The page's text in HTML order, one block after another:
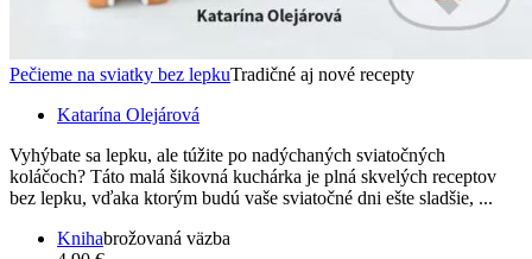
Pečieme na sviatky bez lepkuTradičné aj nové recepty
Katarína Olejárová
Vyhýbate sa lepku, ale túžite po nadýchaných sviatočných
koláčoch? Táto malá šikovná kuchárka je plná skvelých receptov
bez lepku, vďaka ktorým budú vaše sviatočné dni ešte sladšie, ...
Knihabrožovaná väzba